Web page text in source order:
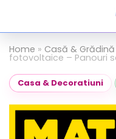
Home » Casă & Grădină
fotovoltaice – Panouri
Casa & Decoratiuni